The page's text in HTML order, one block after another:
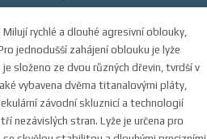
rychlé a dlouhé agresivní oblouky,
jednodušší zahájení oblouku je lyže
složeno ze dvou různých dřevin, tvrdší v
vybavena dvěma titanalovými pláty,
závodní skluznicí a technologií
nezávislých stran. Lyže je určena pro